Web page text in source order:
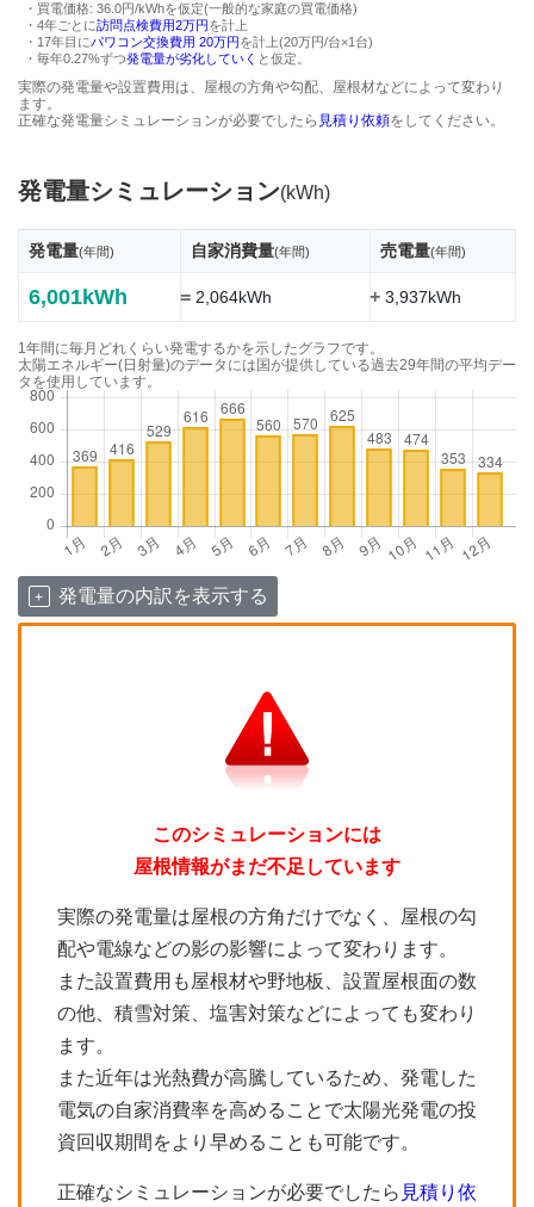
・買電価格: 36.0円/kWhを仮定(一般的な家庭の買電価格)
・4年ごとに訪問点検費用2万円を計上
・17年目にパワコン交換費用 20万円を計上(20万円/台×1台)
・毎年0.27%ずつ発電量が劣化していく と仮定。
実際の発電量や設置費用は、屋根の方角や勾配、屋根材などによって変わり
ます。
正確な発電量シミュレーションが必要でしたら 見積り依頼をしてください。
発電量シミュレーション(kWh)
発電量(年間) 自家消費量(年間) 売電量(年間)
6,001kWh =2,064kWh +3,937kWh
1年間に毎月どれくらい発電するかを示したグラフです。
太陽エネルギー(日射量)のデータには国が提供している過去29年間の平均デー
タを使用しています。
発電量の内訳を表示する
このシミュレーションには
屋根情報がまだ不足しています
実際の発電量は屋根の方角だけでなく、屋根の勾
配や電線などの影の影響によって変わります。
また設置費用も屋根材や野地板、設置屋根面の数
の他、積雪対策、塩害対策などによっても変わり
ます。
また近年は光熱費が高騰しているため、発電した
電気の自家消費率を高めることで太陽光発電の投
資回収期間をより早めることも可能です。
正確なシミュレーションが必要でしたら 見積り依